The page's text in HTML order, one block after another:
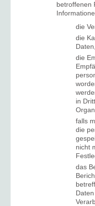
betroffenen
die
die
die
in
falls
die
nicht
das